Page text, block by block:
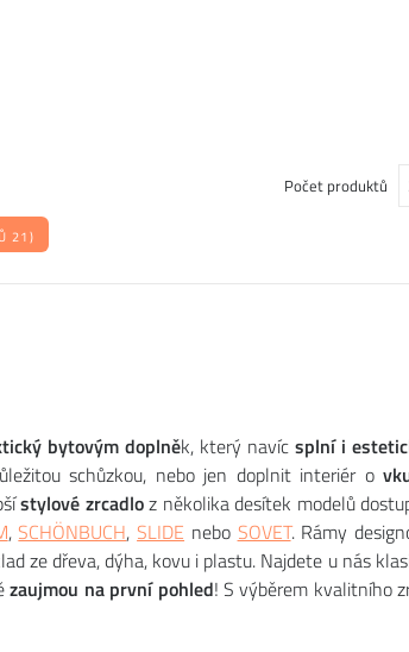
21)
Počet produktů
bytovým doplněk, který navíc splní i
schůzkou, nebo jen doplnit interiér o
stylové zrcadloz několika desítek modelů
,SCHÖNBUCH,SLIDE nebo SOVET. Rámy
ze dřeva, dýha, kovu i plastu. Najdete u nás
zaujmou na první pohled! S výběrem kvalitního